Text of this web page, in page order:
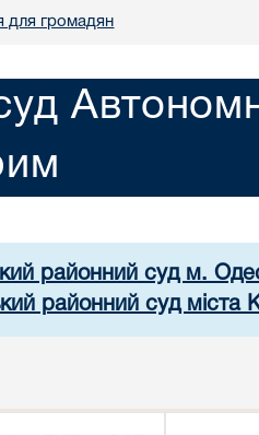
для громадян
районний суд м.
районний суд міста